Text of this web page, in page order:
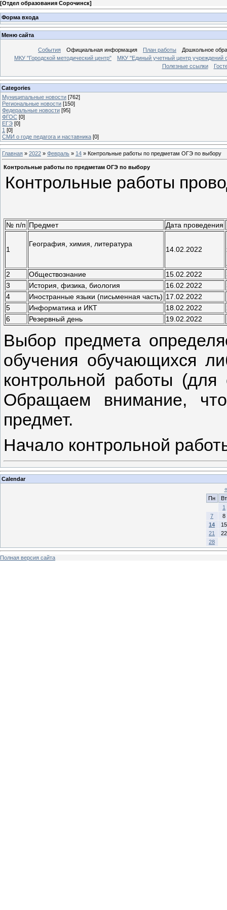
[Отдел образования Сорочинск]
Форма входа
Меню сайта
События Официальная информация План работы
Дошкольное
МКУ "Городской методический центр"
МКУ "Единый учетный центр учреждений
Полезные ссылки
Categories
Муниципальные новости [762]
Региональные новости [150]
Федеральные новости [95]
ФГОС [0]
ЕГЭ [0]
1 [0]
СМИ о годе педагога и наставника [0]
Главная » 2022 » Февраль » 14 » Контрольные работы по предметам ОГЭ по выбору
Контрольные работы по предметам ОГЭ по выбору
Контрольные работы
№ п/п Предмет Дата проведения
1
География, химия, литература
14.02.2022
2
Обществознание 15.02.2022
3
История, физика, биология 16.02.2022
4
Иностранные языки (письменная часть) 17.02.2022
5
Информатика и ИКТ 18.02.2022
6
Резервный день 19.02.2022
Выбор предмета
обучения обучающихся
контрольной работы (для
Обращаем внимание,
предмет.
Начало контрольной
Calendar
«
Пн
Вт
1
7
8
14
15
21
22
28
Полная версия сайта